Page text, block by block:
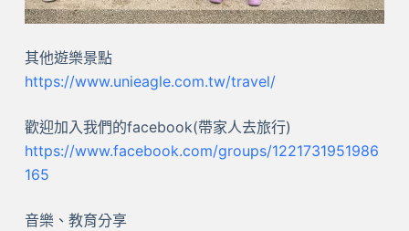
其他遊樂景點
https://www.unieagle.com.tw/travel/
歡迎加入我們的facebook(帶家人去旅行)
https://www.facebook.com/groups/1221731951986
165
音樂、教育分享